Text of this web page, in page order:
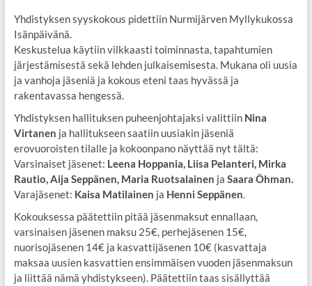
Yhdistyksen syyskokous pidettiin Nurmijärven Myllykukossa
Isänpäivänä.
Keskustelua käytiin vilkkaasti toiminnasta, tapahtumien
järjestämisestä sekä lehden julkaisemisesta. Mukana oli uusia
ja vanhoja jäseniä ja kokous eteni taas hyvässä ja
rakentavassa hengessä.
Yhdistyksen hallituksen puheenjohtajaksi valittiin Nina
Virtanen ja hallitukseen saatiin uusiakin jäseniä
erovuoroisten tilalle ja kokoonpano näyttää nyt tältä:
Varsinaiset jäsenet: Leena Hoppania, Liisa Pelanteri, Mirka
Rautio, Aija Seppänen, Maria Ruotsalainen ja Saara Öhman.
Varajäsenet: Kaisa Matilainen ja Henni Seppänen.
Kokouksessa päätettiin pitää jäsenmaksut ennallaan,
varsinaisen jäsenen maksu 25€, perhejäsenen 15€,
nuorisojäsenen 14€ ja kasvattijäsenen 10€ (kasvattaja
maksaa uusien kasvattien ensimmäisen vuoden jäsenmaksun
ja liittää nämä yhdistykseen). Päätettiin taas sisällyttää